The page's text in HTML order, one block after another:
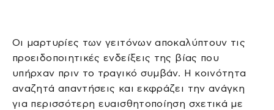
Οι μαρτυρίες των γειτόνων αποκαλύπτουν τις
προειδοποιητικές ενδείξεις της βίας που
υπήρχαν πριν το τραγικό συμβάν. Η κοινότητα
αναζητά απαντήσεις και εκφράζει την ανάγκη
για περισσότερη ευαισθητοποίηση σχετικά με